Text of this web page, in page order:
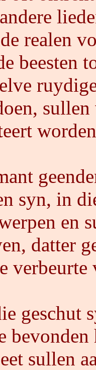
realen
beesten
sullen
syn, in
en
datter
verbeurte
geschut
sullen